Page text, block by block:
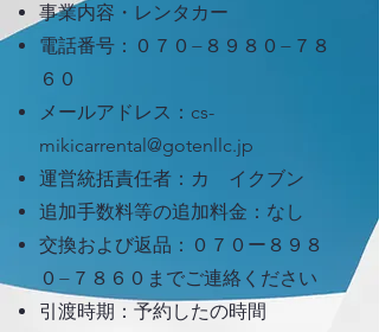
​事業内容・レンタカー
電話番号：０７０−８９８０−７８
６０
メールアドレス： cs-
mikicarrental@gotenllc.jp
運営統括責任者：カ イクブン
追加手数料等の追加料金：なし
交換および返品：０７０ー８９８
０−７８６０までご連絡ください
引渡時期：予約したの時間